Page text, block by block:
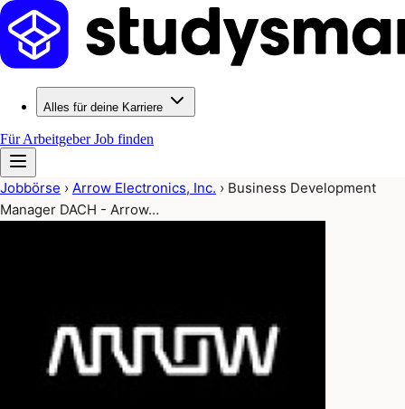
Alles für deine Karriere
Für ArbeitgeberJob finden
Jobbörse › Arrow Electronics, Inc. › Business Development
Manager DACH - Arrow…